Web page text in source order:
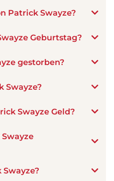
Patrick Swayze?
Geburtstag?
gestorben?
Swayze?
Swayze Geld?